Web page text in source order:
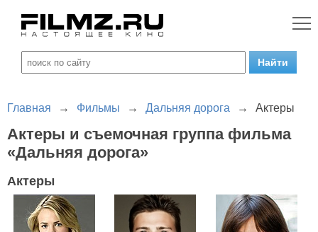
Главная → Фильмы → Дальняя дорога → Актеры
Актеры и съемочная группа фильма
«Дальняя дорога»
Актеры